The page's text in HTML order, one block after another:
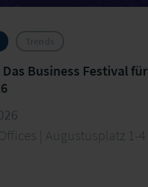
Business Festival für
| Augustusplatz 1-4 |